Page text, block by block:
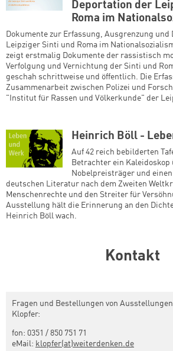
Deportation der
Roma im
Dokumente zur Erfassung, Ausgrenzung und
Leipziger Sinti und Roma im
zeigt erstmalig Dokumente der rassistisch
Verfolgung und Vernichtung der Sinti und
geschah schrittweise und öffentlich. Die
Zusammenarbeit zwischen Polizei und
"Institut für Rassen und Völkerkunde" der
Heinrich Böll -
Auf 42 reich bebilderten
Betrachter ein
Nobelpreisträger und
deutschen Literatur nach dem Zweiten
Menschenrechte und den Streiter für
Ausstellung hält die Erinnerung an den
Heinrich Böll wach.
Kontakt
Fragen und Bestellungen von
Klopfer:
fon: 0351 / 850 751 71
eMail: klopfer(at)weiterdenken.de